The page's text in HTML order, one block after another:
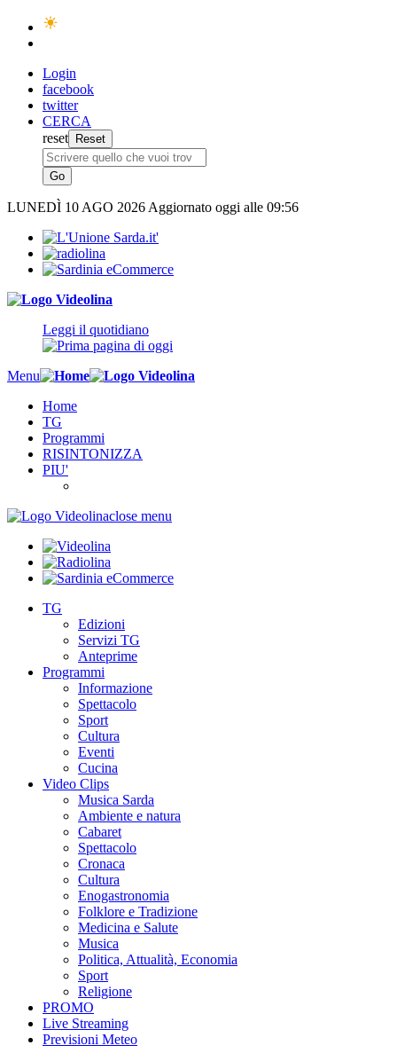
Login
facebook
twitter
CERCA
reset
LUNEDÌ 10 AGO 2026 Aggiornato oggi alle 09:56
Leggi il quotidiano
Menu
Home
TG
Programmi
RISINTONIZZA
PIU'
close menu
TG
Edizioni
Servizi TG
Anteprime
Programmi
Informazione
Spettacolo
Sport
Cultura
Eventi
Cucina
Video Clips
Musica Sarda
Ambiente e natura
Cabaret
Spettacolo
Cronaca
Cultura
Enogastronomia
Folklore e Tradizione
Medicina e Salute
Musica
Politica, Attualità, Economia
Sport
Religione
PROMO
Live Streaming
Previsioni Meteo